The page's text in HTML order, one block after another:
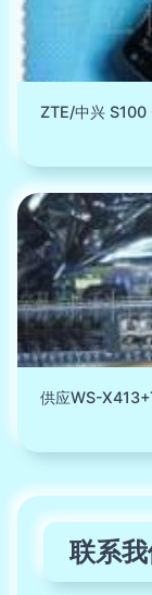
ZTE/中兴 S100
供应WS-
联系